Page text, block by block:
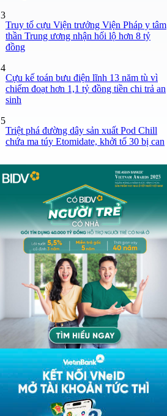
3
Truy tố cựu Viện trưởng Viện Pháp y tâm
thần Trung ương nhận hối lộ hơn 8 tỷ
đồng
4
Cựu kế toán bưu điện lĩnh 13 năm tù vì
chiếm đoạt hơn 1,1 tỷ đồng tiền chi trả an
sinh
5
Triệt phá đường dây sản xuất Pod Chill
chứa ma túy Etomidate, khởi tố 30 bị can